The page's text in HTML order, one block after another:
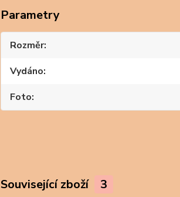
Parametry
Rozměr
Vydáno
Foto
Související zboží 3